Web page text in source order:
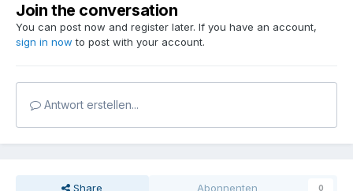
Join the conversation
You can post now and register later. If you have an account,
sign in now to post with your account.
Antwort erstellen...
Share Abonnenten 0